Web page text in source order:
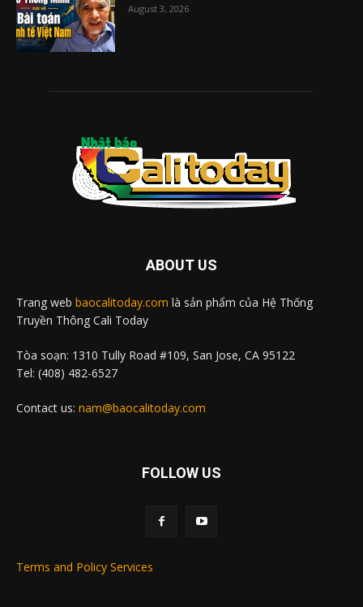
August 3, 2026
ABOUT US
Trang web baocalitoday.com là sản phẩm của Hệ Thống
Truyền Thông Cali Today
Tòa soạn: 1310 Tully Road #109, San Jose, CA 95122
Tel: (408) 482-6527
Contact us: nam@baocalitoday.com
FOLLOW US
Terms and Policy Services